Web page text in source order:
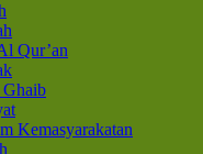
Qur’an
Kemasyarakatan